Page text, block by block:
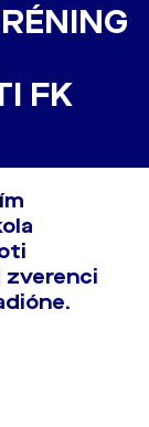
FK
zverenci